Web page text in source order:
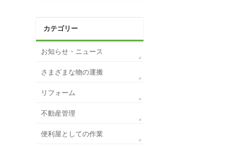
カテゴリー
お知らせ・ニュース
さまざまな物の運搬
リフォーム
不動産管理
便利屋としての作業